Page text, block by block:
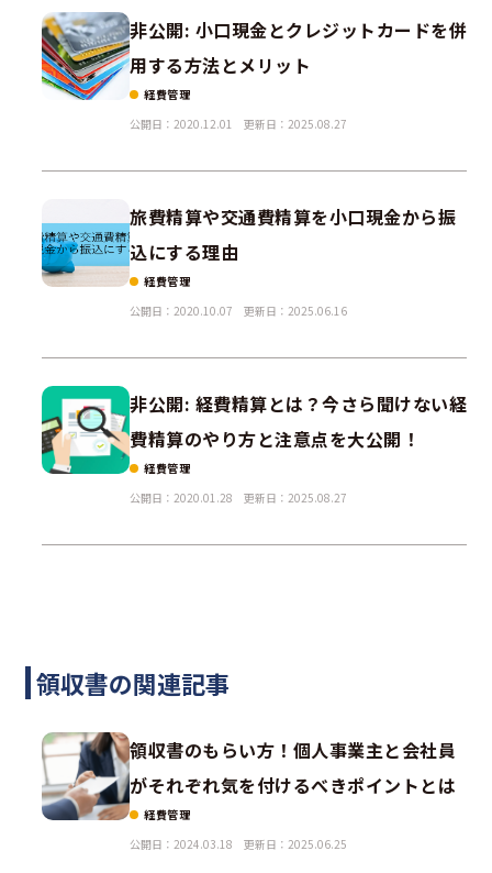
非公開: 小口現金とクレジットカードを併
用する方法とメリット
経費管理
公開日：2020.12.01
更新日：2025.08.27
旅費精算や交通費精算を小口現金から振
込にする理由
経費管理
公開日：2020.10.07
更新日：2025.06.16
非公開: 経費精算とは？今さら聞けない経
費精算のやり方と注意点を大公開！
経費管理
公開日：2020.01.28
更新日：2025.08.27
領収書の関連記事
領収書のもらい方！個人事業主と会社員
がそれぞれ気を付けるべきポイントとは
経費管理
公開日：2024.03.18
更新日：2025.06.25